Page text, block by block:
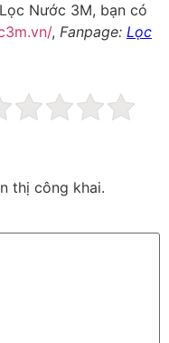
Nước 3M, bạn có
, Fanpage: Lọc
thị công khai.